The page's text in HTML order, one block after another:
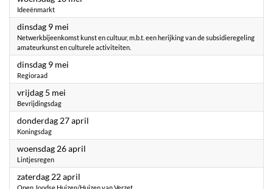
Ideeënmarkt
dinsdag 9 mei
Netwerkbijeenkomst kunst en cultuur, m.b.t. een herijking van de subsidieregeling
amateurkunst en culturele activiteiten.
dinsdag 9 mei
Regioraad
vrijdag 5 mei
Bevrijdingsdag
donderdag 27 april
Koningsdag
woensdag 26 april
Lintjesregen
zaterdag 22 april